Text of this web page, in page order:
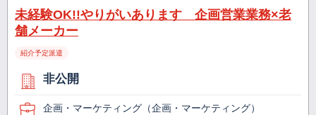
未経験OK!!やりがいあります 企画営業業務×老
舗メーカー
紹介予定派遣
非公開
企画・マーケティング（企画・マーケティング）